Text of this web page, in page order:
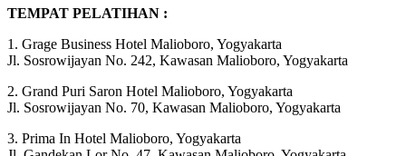
TEMPAT PELATIHAN :
1. Grage Business Hotel Malioboro, Yogyakarta
Jl. Sosrowijayan No. 242, Kawasan Malioboro, Yogyakarta
2. Grand Puri Saron Hotel Malioboro, Yogyakarta
Jl. Sosrowijayan No. 70, Kawasan Malioboro, Yogyakarta
3. Prima In Hotel Malioboro, Yogyakarta